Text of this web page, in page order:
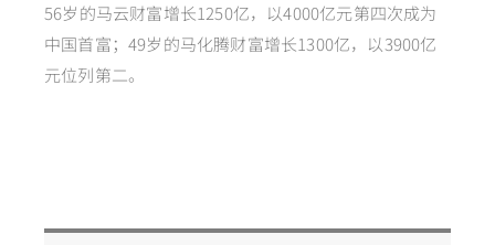
56岁的马云财富增长1250亿，以4000亿元第四次成为
中国首富；49岁的马化腾财富增长1300亿，以3900亿
元位列第二。